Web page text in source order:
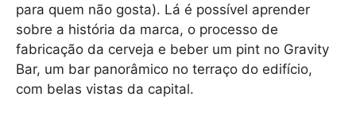
para quem não gosta). Lá é possível aprender
sobre a história da marca, o processo de
fabricação da cerveja e beber um pint no Gravity
Bar, um bar panorâmico no terraço do edifício,
com belas vistas da capital.